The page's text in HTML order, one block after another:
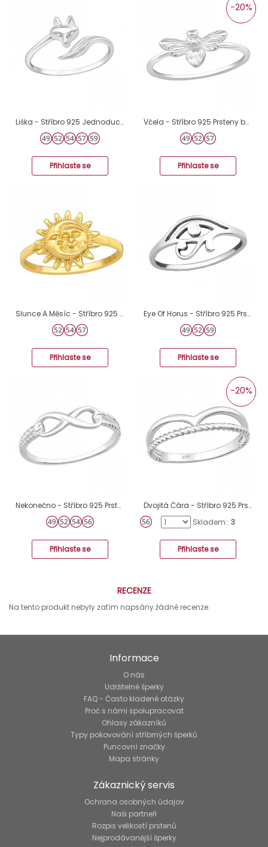
Liška - Stříbro 925 Jednoduché prsteny A4S20985
Přihlaste se
Včela - Stříbro 925 Prsteny bez kamenů A4S38411
-20%
Přihlaste se
Slunce A Měsíc - Stříbro 925 Prsteny bez kamenů A4S43372
Přihlaste se
Eye Of Horus - Stříbro 925 Prsteny bez kamenů A4S36758
Přihlaste se
Nekonečno - Stříbro 925 Prsteny bez kamenů A4S48700
Přihlaste se
Dvojitá Čára - Stříbro 925 Prsteny bez kamenů A4S46236
-20%
Skladem:: 3
Přihlaste se
RECENZE
Na tento produkt nebyly zatím napsány žádné recenze.
Informace
O nás
Udržitelné šperky
FAQ - Často kladené otázky
Proč s námi spolupracovat
Ohlasy zákazníků
Typy pokovování stříbrných šperků
Puncovní značky
Mapa stránky
Zákaznický servis
Ochrana osobných údajov
Naši partneři
Rozpis velikostí prstenů
Nejprodávanější šperky